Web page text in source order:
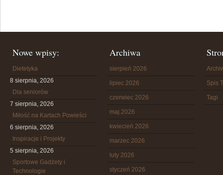
Nowe wpisy:
Dietetyka
8 sierpnia, 2026
Dla seniorów
7 sierpnia, 2026
Miłość na Kartach Powieści
6 sierpnia, 2026
Inspiracje i Projekty
5 sierpnia, 2026
Sportowe Gadżety i
Technologie
Archiwa
sierpień 2026
lipiec 2026
czerwiec 2026
maj 2026
kwiecień 2026
marzec 2026
luty 2026
styczeń 2026
Spis
Tagi